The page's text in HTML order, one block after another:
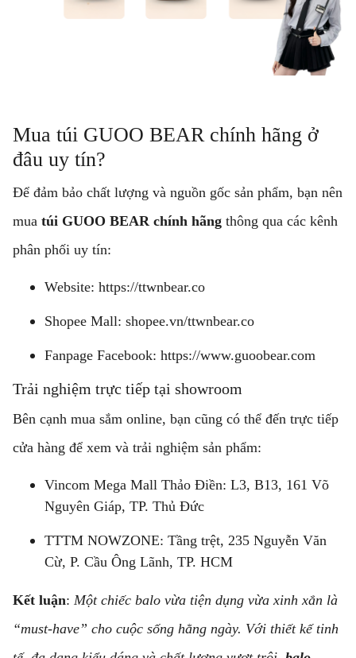
Mua túi GUOO BEAR chính hãng ở
đâu uy tín?
Để đảm bảo chất lượng và nguồn gốc sản phẩm, bạn nên
mua túi GUOO BEAR chính hãng thông qua các kênh
phân phối uy tín:
Website: https://ttwnbear.co
Shopee Mall: shopee.vn/ttwnbear.co
Fanpage Facebook: https://www.guoobear.com
Trải nghiệm trực tiếp tại showroom
Bên cạnh mua sắm online, bạn cũng có thể đến trực tiếp
cửa hàng để xem và trải nghiệm sản phẩm:
Vincom Mega Mall Thảo Điền: L3, B13, 161 Võ
Nguyên Giáp, TP. Thủ Đức
TTTM NOWZONE: Tầng trệt, 235 Nguyễn Văn
Cừ, P. Cầu Ông Lãnh, TP. HCM
Kết luận: Một chiếc balo vừa tiện dụng vừa xinh xắn là
“must-have” cho cuộc sống hằng ngày. Với thiết kế tinh